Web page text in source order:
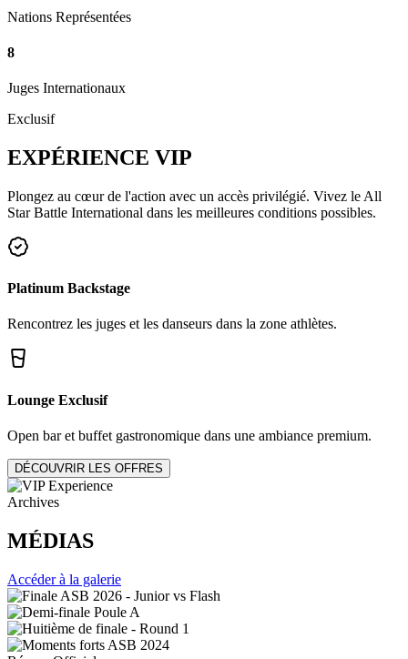
Nations Représentées
8
Juges Internationaux
Exclusif
EXPÉRIENCE VIP
Plongez au cœur de l'action avec un accès privilégié. Vivez le All
Star Battle International dans les meilleures conditions possibles.
Platinum Backstage
Rencontrez les juges et les danseurs dans la zone athlètes.
Lounge Exclusif
Open bar et buffet gastronomique dans une ambiance premium.
DÉCOUVRIR LES OFFRES
Archives
MÉDIAS
Accéder à la galerie